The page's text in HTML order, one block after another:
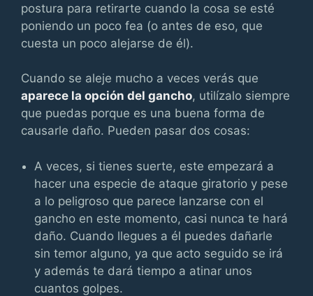
postura para retirarte cuando la cosa se esté
poniendo un poco fea (o antes de eso, que
cuesta un poco alejarse de él).
Cuando se aleje mucho a veces verás que
aparece la opción del gancho, utilízalo siempre
que puedas porque es una buena forma de
causarle daño. Pueden pasar dos cosas:
A veces, si tienes suerte, este empezará a
hacer una especie de ataque giratorio y pese
a lo peligroso que parece lanzarse con el
gancho en este momento, casi nunca te hará
daño. Cuando llegues a él puedes dañarle
sin temor alguno, ya que acto seguido se irá
y además te dará tiempo a atinar unos
cuantos golpes.